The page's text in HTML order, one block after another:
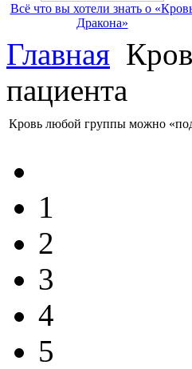
Всё что вы хотели знать о
Дракона»
Главная
пациента
Кровь любой группы можно
1
2
3
4
5